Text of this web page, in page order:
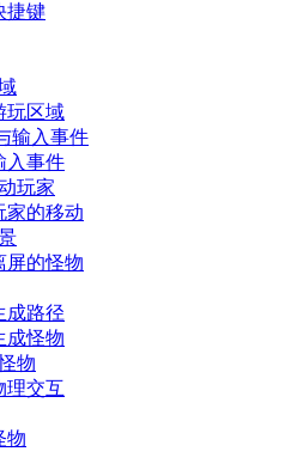
捷键
玩区域
输入事件
入事件
玩家
家的移动
屏的怪物
成路径
成怪物
物
理交互
物